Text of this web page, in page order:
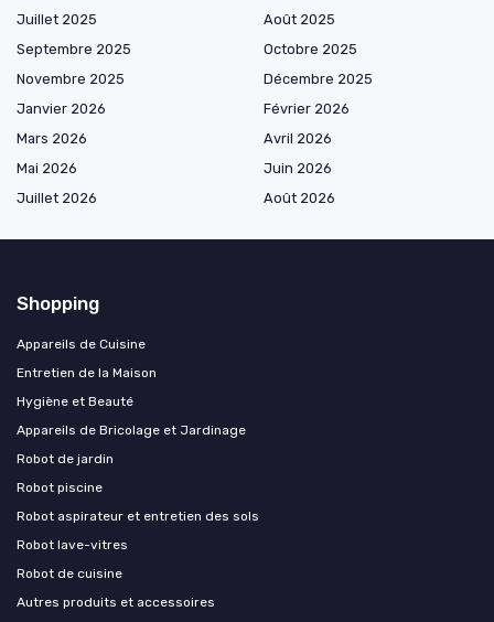
Juillet 2025
Août 2025
Septembre 2025
Octobre 2025
Novembre 2025
Décembre 2025
Janvier 2026
Février 2026
Mars 2026
Avril 2026
Mai 2026
Juin 2026
Juillet 2026
Août 2026
Shopping
Appareils de Cuisine
Entretien de la Maison
Hygiène et Beauté
Appareils de Bricolage et Jardinage
Robot de jardin
Robot piscine
Robot aspirateur et entretien des sols
Robot lave-vitres
Robot de cuisine
Autres produits et accessoires